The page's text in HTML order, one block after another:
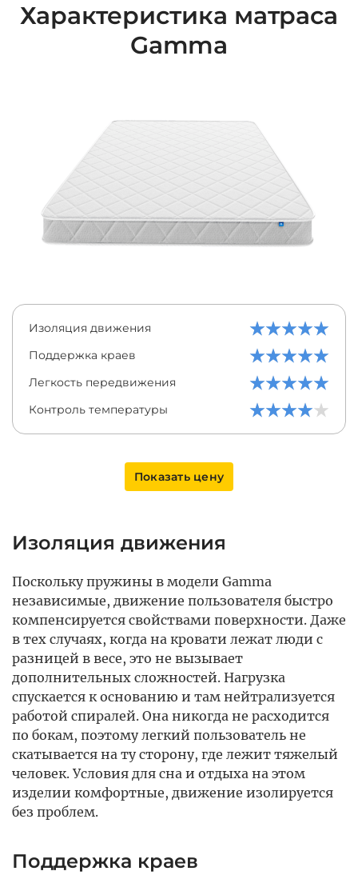
Характеристика матраса
Gamma
Изоляция движения
Поддержка краев
Легкость передвижения
Контроль температуры
Показать цену
Изоляция движения
Поскольку пружины в модели Gamma
независимые, движение пользователя быстро
компенсируется свойствами поверхности. Даже
в тех случаях, когда на кровати лежат люди с
разницей в весе, это не вызывает
дополнительных сложностей. Нагрузка
спускается к основанию и там нейтрализуется
работой спиралей. Она никогда не расходится
по бокам, поэтому легкий пользователь не
скатывается на ту сторону, где лежит тяжелый
человек. Условия для сна и отдыха на этом
изделии комфортные, движение изолируется
без проблем.
Поддержка краев